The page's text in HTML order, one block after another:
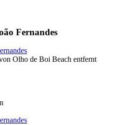
Fernandes
Olho de Boi Beach entfernt